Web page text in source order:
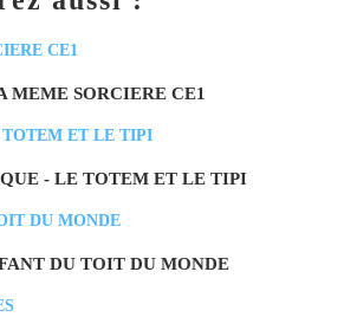
MEME SORCIERE CE1
- LE TOTEM ET LE TIPI
DU TOIT DU MONDE